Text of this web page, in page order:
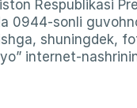
Respublikasi
0944-sonli
shuningdek,
internet-